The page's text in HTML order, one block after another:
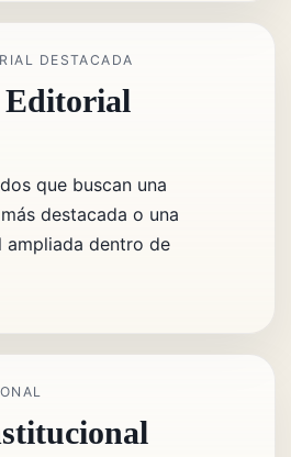
DESTACADA
Editorial
que buscan una
destacada o una
ampliada dentro de